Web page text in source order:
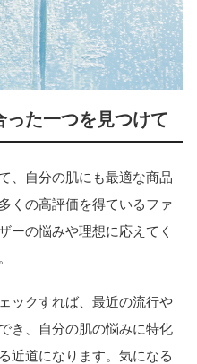
った一つを見つけて
、自分の肌にも最適な商品
くの高評価を得ているファ
ーの悩みや理想に応えてく
ックすれば、最近の流行や
き、自分の肌の悩みに特化
近道になります。気になる